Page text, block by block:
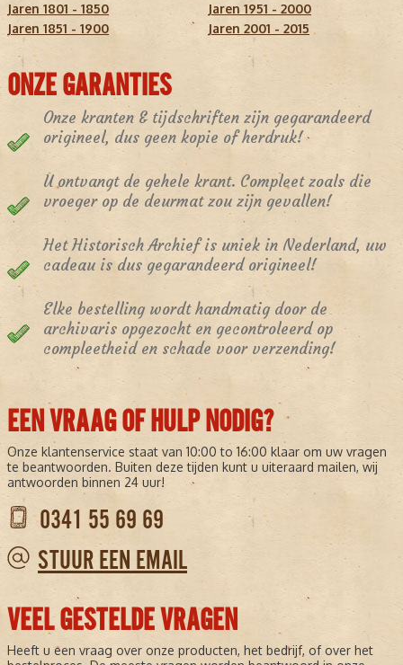
Jaren 1801 - 1850
Jaren 1851 - 1900
Jaren 1951 - 2000
Jaren 2001 - 2015
ONZE GARANTIES
Onze kranten & tijdschriften zijn gegarandeerd
origineel, dus geen kopie of herdruk!
U ontvangt de gehele krant. Compleet zoals die
vroeger op de deurmat zou zijn gevallen!
Het Historisch Archief is uniek in Nederland, uw
cadeau is dus gegarandeerd origineel!
Elke bestelling wordt handmatig door de
archivaris opgezocht en gecontroleerd op
compleetheid en schade voor verzending!
EEN VRAAG OF HULP NODIG?
Onze klantenservice staat van 10:00 to 16:00 klaar om uw vragen
te beantwoorden. Buiten deze tijden kunt u uiteraard mailen, wij
antwoorden binnen 24 uur!
0341 55 69 69
STUUR EEN EMAIL
VEEL GESTELDE VRAGEN
Heeft u een vraag over onze producten, het bedrijf, of over het